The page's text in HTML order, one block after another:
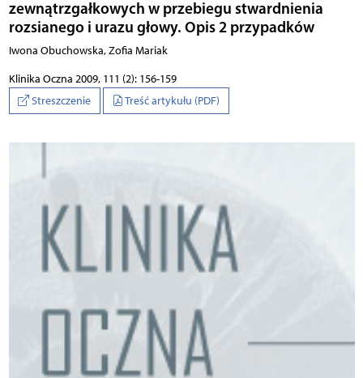
zewnątrzgałkowych w przebiegu stwardnienia
rozsianego i urazu głowy. Opis 2 przypadków
Iwona Obuchowska, Zofia Mariak
Klinika Oczna 2009, 111 (2): 156-159
Streszczenie
Treść artykułu (PDF)